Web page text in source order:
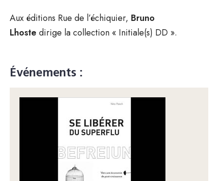
Aux éditions Rue de l’échiquier, Bruno
Lhoste dirige la collection « Initiale(s) DD ».
Événements :